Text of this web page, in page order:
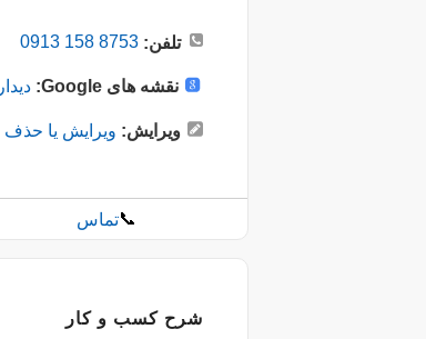
تلفن: 0913 158 8753
نقشه های Google: دیدار
ویرایش: ویرایش یا حذف
📞تماس
شرح کسب و کار